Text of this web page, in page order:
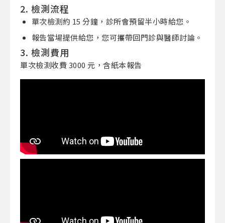
2. 檢測流程
單次檢測約 15 分鐘，診所會預留半小時給您。
報告當場提供給您，您可攜帶回門診與醫師討論。
3. 檢測費用
單次檢測收費 3000 元，含紙本報告